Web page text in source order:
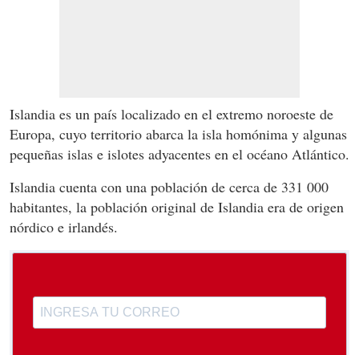
Islandia es un país localizado en el extremo noroeste de
Europa, cuyo territorio abarca la isla homónima y algunas
pequeñas islas e islotes adyacentes en el océano Atlántico.
Islandia cuenta con una población de cerca de 331 000
habitantes, la población original de Islandia era de origen
nórdico e irlandés.